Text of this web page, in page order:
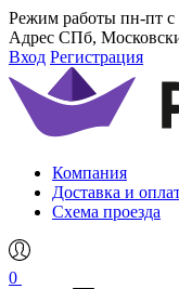
Режим работы пн-пт с
Адрес СПб,
Вход Регистрация
Компания
Доставка и
Схема проезда
0